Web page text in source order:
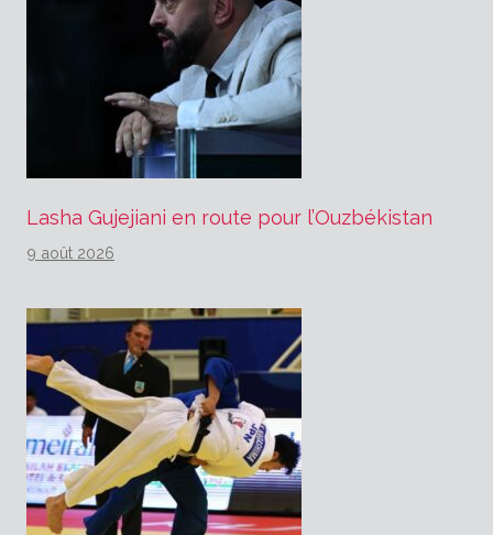
Lasha Gujejiani en route pour l’Ouzbékistan
9 août 2026